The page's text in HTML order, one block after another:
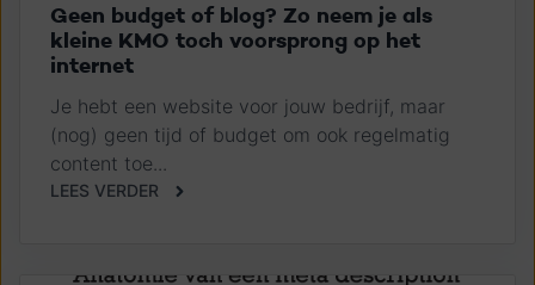
Geen budget of blog? Zo neem je als
kleine KMO toch voorsprong op het
internet
Je hebt een website voor jouw bedrijf, maar
(nog) geen tijd of budget om ook regelmatig
content toe...
LEES VERDER